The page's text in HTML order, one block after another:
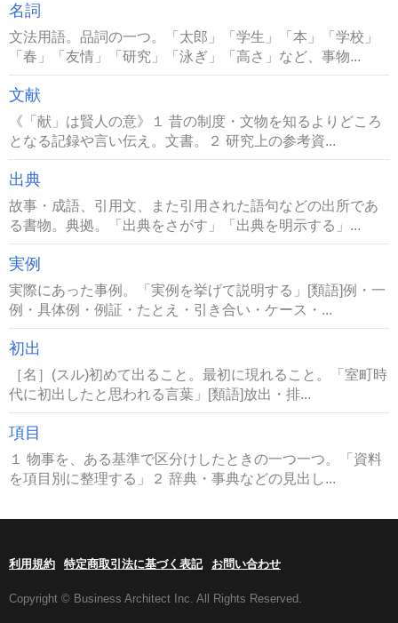
名詞
文法用語。品詞の一つ。「太郎」「学生」「本」「学校」
「春」「友情」「研究」「泳ぎ」「高さ」など、事物...
文献
《「献」は賢人の意》１ 昔の制度・文物を知るよりどころ
となる記録や言い伝え。文書。２ 研究上の参考資...
出典
故事・成語、引用文、また引用された語句などの出所であ
る書物。典拠。「出典をさがす」「出典を明示する」...
実例
実際にあった事例。「実例を挙げて説明する」[類語]例・一
例・具体例・例証・たとえ・引き合い・ケース・...
初出
［名］(スル)初めて出ること。最初に現れること。「室町時
代に初出したと思われる言葉」[類語]放出・排...
項目
１ 物事を、ある基準で区分けしたときの一つ一つ。「資料
を項目別に整理する」２ 辞典・事典などの見出し...
利用規約 特定商取引法に基づく表記 お問い合わせ
Copyright © Business Architect Inc. All Rights Reserved.